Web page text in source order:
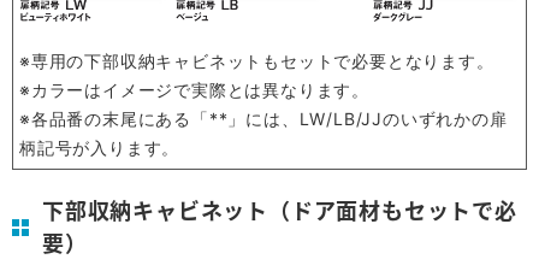
※専用の下部収納キャビネットもセットで必要となります。
※カラーはイメージで実際とは異なります。
※各品番の末尾にある「**」には、LW/LB/JJのいずれかの扉
柄記号が入ります。
下部収納キャビネット（ドア面材もセットで必
要）